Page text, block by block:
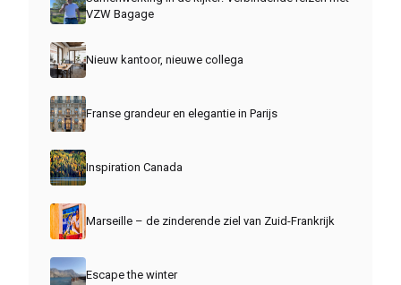
VZW Bagage
Nieuw kantoor, nieuwe collega
Franse grandeur en elegantie in Parijs
Inspiration Canada
Marseille – de zinderende ziel van Zuid-Frankrijk
Escape the winter